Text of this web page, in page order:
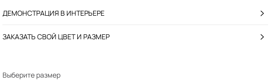
ДЕМОНСТРАЦИЯ В ИНТЕРЬЕРЕ
ЗАКАЗАТЬ СВОЙ ЦВЕТ И РАЗМЕР
Выберите размер